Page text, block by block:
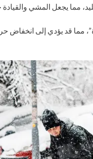
مما يجعل المشي
مما قد يؤدي إلى انخفاض